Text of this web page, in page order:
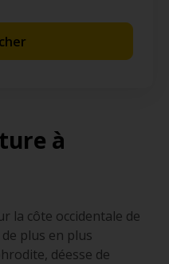
à
la côte occidentale de
plus en plus
déesse de